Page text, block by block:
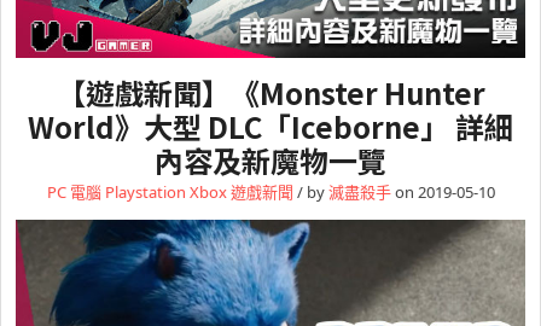
【遊戲新聞】《Monster Hunter
World》大型 DLC「Iceborne」 詳細
內容及新魔物一覽
PC 電腦 Playstation Xbox遊戲新聞 / by滅盡殺手on 2019-05-10